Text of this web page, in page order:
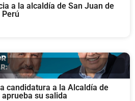
a la alcaldía de San Juan de
candidatura a la Alcaldía de
su salida